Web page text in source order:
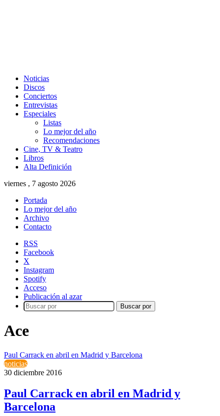
Noticias
Discos
Conciertos
Entrevistas
Especiales
Listas
Lo mejor del año
Recomendaciones
Cine, TV & Teatro
Libros
Alta Definición
viernes , 7 agosto 2026
Portada
Lo mejor del año
Archivo
Contacto
RSS
Facebook
X
Instagram
Spotify
Acceso
Publicación al azar
Buscar por
Ace
Paul Carrack en abril en Madrid y Barcelona
noticias
30 diciembre 2016
Paul Carrack en abril en Madrid y
Barcelona